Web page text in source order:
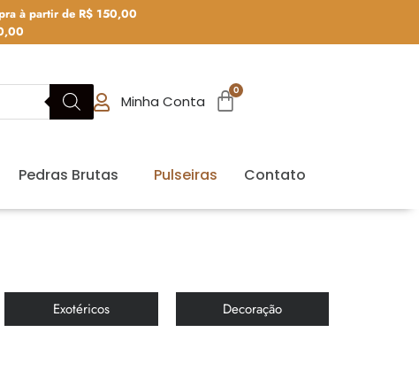
à partir de R$ 150,00
Minha Conta
Pedras Brutas Pulseiras Contato
Exotéricos Decoração